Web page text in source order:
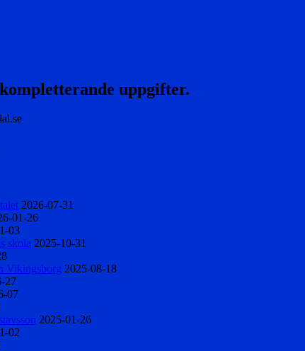
uppgifter.
2026-07-31
01-26
03
skola 2025-10-31
Vikingsborg 2025-08-18
27
07
2025-01-26
02